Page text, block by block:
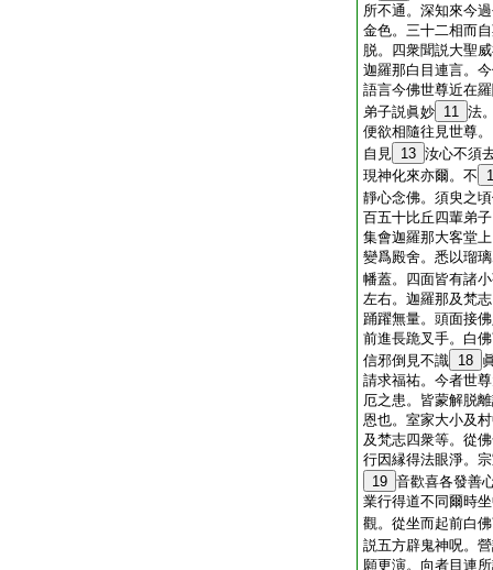
所不通。深知來今
金色。三十二相而
脱。四衆聞説大聖
迦羅那白目連言。
語言今佛世尊近在
弟子説眞妙 11 法
便欲相隨往見世尊
自見 13 汝心不須
現神化來亦爾。不
靜心念佛。須臾之
百五十比丘四輩弟
集會迦羅那大客堂
變爲殿舍。悉以瑠
幡蓋。四面皆有諸
左右。迦羅那及梵
踊躍無量。頭面接
前進長跪叉手。白
信邪倒見不識 18
請求福祐。今者世
厄之患。皆蒙解脱
恩也。室家大小及
及梵志四衆等。從
行因縁得法眼淨。
19 音歡喜各發善
業行得道不同爾時
觀。從坐而起前白
説五方辟鬼神呪。
願更演。向者目連